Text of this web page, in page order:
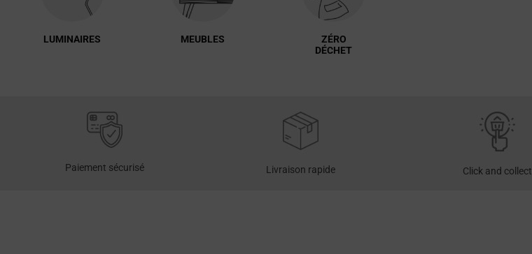
LUMINAIRES MEUBLES
ZÉRO
DÉCHET
Paiement sécurisé Livraison rapide Click and collect